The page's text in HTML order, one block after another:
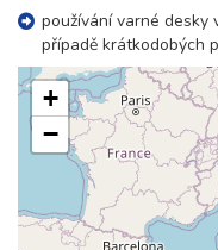
používání varné desky
případě krátkodobých
+
−